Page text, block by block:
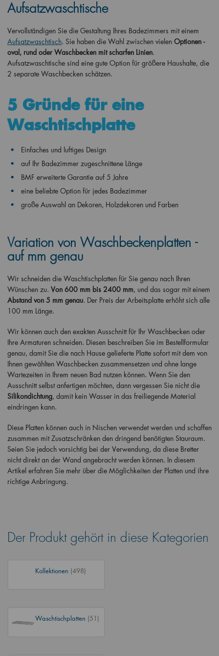
Aufsatzwaschtische
Vervollständigen Sie die Gestaltung Ihres Badezimmers mit einem
Aufsatzwaschtisch. Sie haben die Wahl zwischen vielen Optionen -
oval, rund oder Waschbecken mit scharfen Linien.
Aufsatzwaschtische sind eine gute Option für größere Haushalte, die
2 separate Waschbecken schätzen.
5 Gründe für eine
Waschtischplatte
Einfaches und luftiges Design
auf Ihr Badezimmer zugeschnittene Länge
BMF erweiterte Garantie auf 5 Jahre
eine beliebte Option für jedes Badezimmer
große Auswahl an Dekoren, Holzdekoren und Farben
Variation von Waschbeckenplatten -
auf mm genau
Wir schneiden die Waschtischplatten für Sie genau nach Ihren
Wünschen zu. Von 600 mm bis 2400 mm, und das sogar mit einem
Abstand von 5 mm genau. Der Preis der Arbeitsplatte erhöht sich alle
100 mm Länge.
Wir können auch den exakten Ausschnitt für Ihr Waschbecken oder
Ihre Armaturen schneiden. Diesen beschreiben Sie im Bestellformular
genau, damit Sie die nach Hause gelieferte Platte sofort mit dem von
Ihnen gewählten Waschbecken zusammensetzen und ohne lange
Wartezeiten in Ihrem neuen Bad nutzen können. Wenn Sie den
Ausschnitt selbst anfertigen möchten, dann vergessen Sie nicht die
Silikondichtung, damit kein Wasser in das freiliegende Material
eindringen kann.
Diese Platten können auch in Nischen verwendet werden und schaffen
zusammen mit Zusatzschränken den dringend benötigten Stauraum.
Seien Sie jedoch vorsichtig bei der Verwendung, da diese Bretter
nicht direkt an der Wand angebracht werden können. In diesem
Artikel erfahren Sie mehr über die Möglichkeiten der Platten und ihre
richtige Anbringung.
Der Produkt gehört in diese Kategorien
Kollektionen (498)
Waschtischplatten (51)